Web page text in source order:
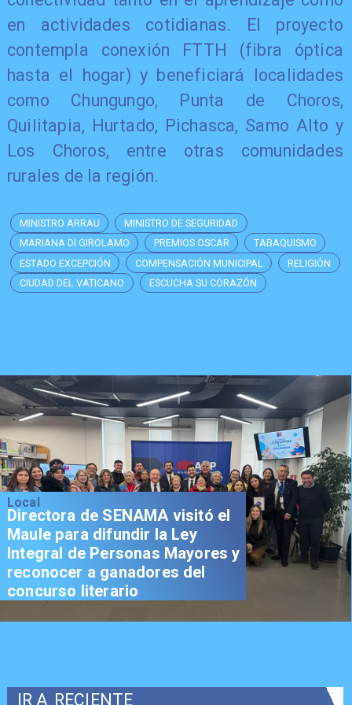
en actividades cotidianas. El proyecto
contempla conexión FTTH (fibra óptica
hasta el hogar) y beneficiará localidades
como Chungungo, Punta de Choros,
Quilitapia, Hurtado, Pichasca, Samo Alto y
Los Choros, entre otras comunidades
rurales de la región.
MINISTRO ARRAU
MINISTRO DE SEGURIDAD
MARIANA DI GIROLAMO
PREMIOS OSCAR
TABAQUISMO
ESTADO EXCEPCIÓN
COMPENSACIÓN MUNICIPAL
RELIGIÓN
CIUDAD DEL VATICANO
ESCUCHA SU CORAZÓN
Local
Directora de SENAMA visitó el
Maule para difundir la Ley
Integral de Personas Mayores y
reconocer a ganadores del
concurso literario
IR A RECIENTE